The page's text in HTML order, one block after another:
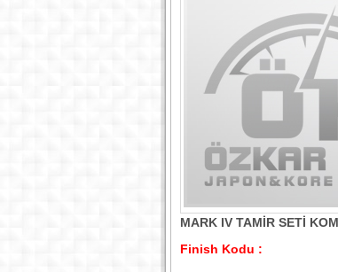
MARK IV TAMİR SETİ
Finish Kodu :